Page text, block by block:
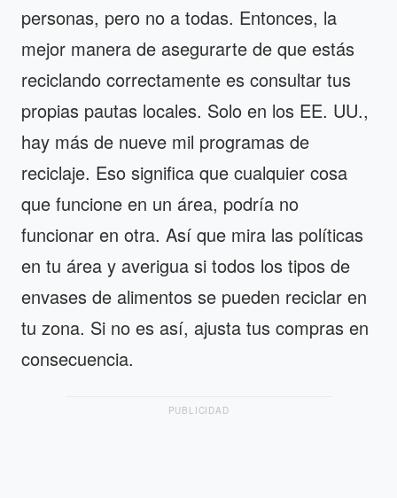
personas, pero no a todas. Entonces, la
mejor manera de asegurarte de que estás
reciclando correctamente es consultar tus
propias pautas locales. Solo en los EE. UU.,
hay más de nueve mil programas de
reciclaje. Eso significa que cualquier cosa
que funcione en un área, podría no
funcionar en otra. Así que mira las políticas
en tu área y averigua si todos los tipos de
envases de alimentos se pueden reciclar en
tu zona. Si no es así, ajusta tus compras en
consecuencia.
PUBLICIDAD